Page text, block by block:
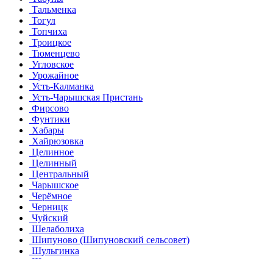
Тальменка
Тогул
Топчиха
Троицкое
Тюменцево
Угловское
Урожайное
Усть-Калманка
Усть-Чарышская Пристань
Фирсово
Фунтики
Хабары
Хайрюзовка
Целинное
Целинный
Центральный
Чарышское
Черёмное
Черницк
Чуйский
Шелаболиха
Шипуново (Шипуновский сельсовет)
Шульгинка